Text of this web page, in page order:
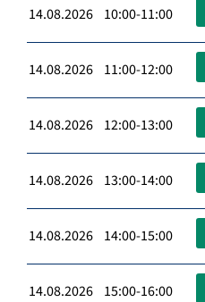
14.08.2026 10:00-11:00
14.08.2026 11:00-12:00
14.08.2026 12:00-13:00
14.08.2026 13:00-14:00
14.08.2026 14:00-15:00
14.08.2026 15:00-16:00